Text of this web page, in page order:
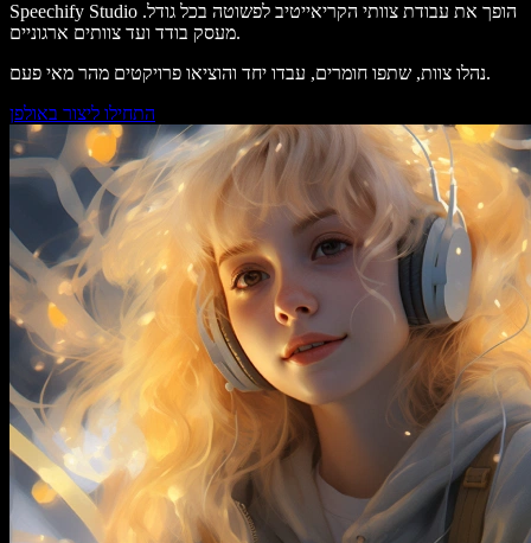
Speechify Studio הופך את עבודת צוותי הקריאייטיב לפשוטה בכל גודל.
מעסק בודד ועד צוותים ארגוניים.
נהלו צוות, שתפו חומרים, עבדו יחד והוציאו פרויקטים מהר מאי פעם.
התחילו ליצור באולפן